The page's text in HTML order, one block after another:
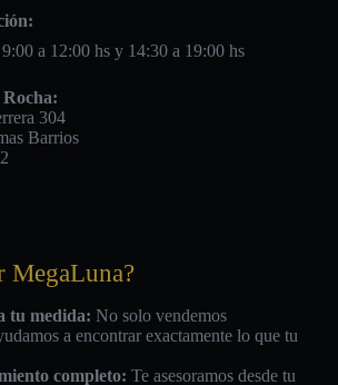
9:00 a 12:00 hs y 14:30 a 19:00 hs
Rocha:
304
Barrios
MegaLuna?
tu medida: No solo vendemos
a encontrar exactamente lo que tu
completo: Te asesoramos desde tu